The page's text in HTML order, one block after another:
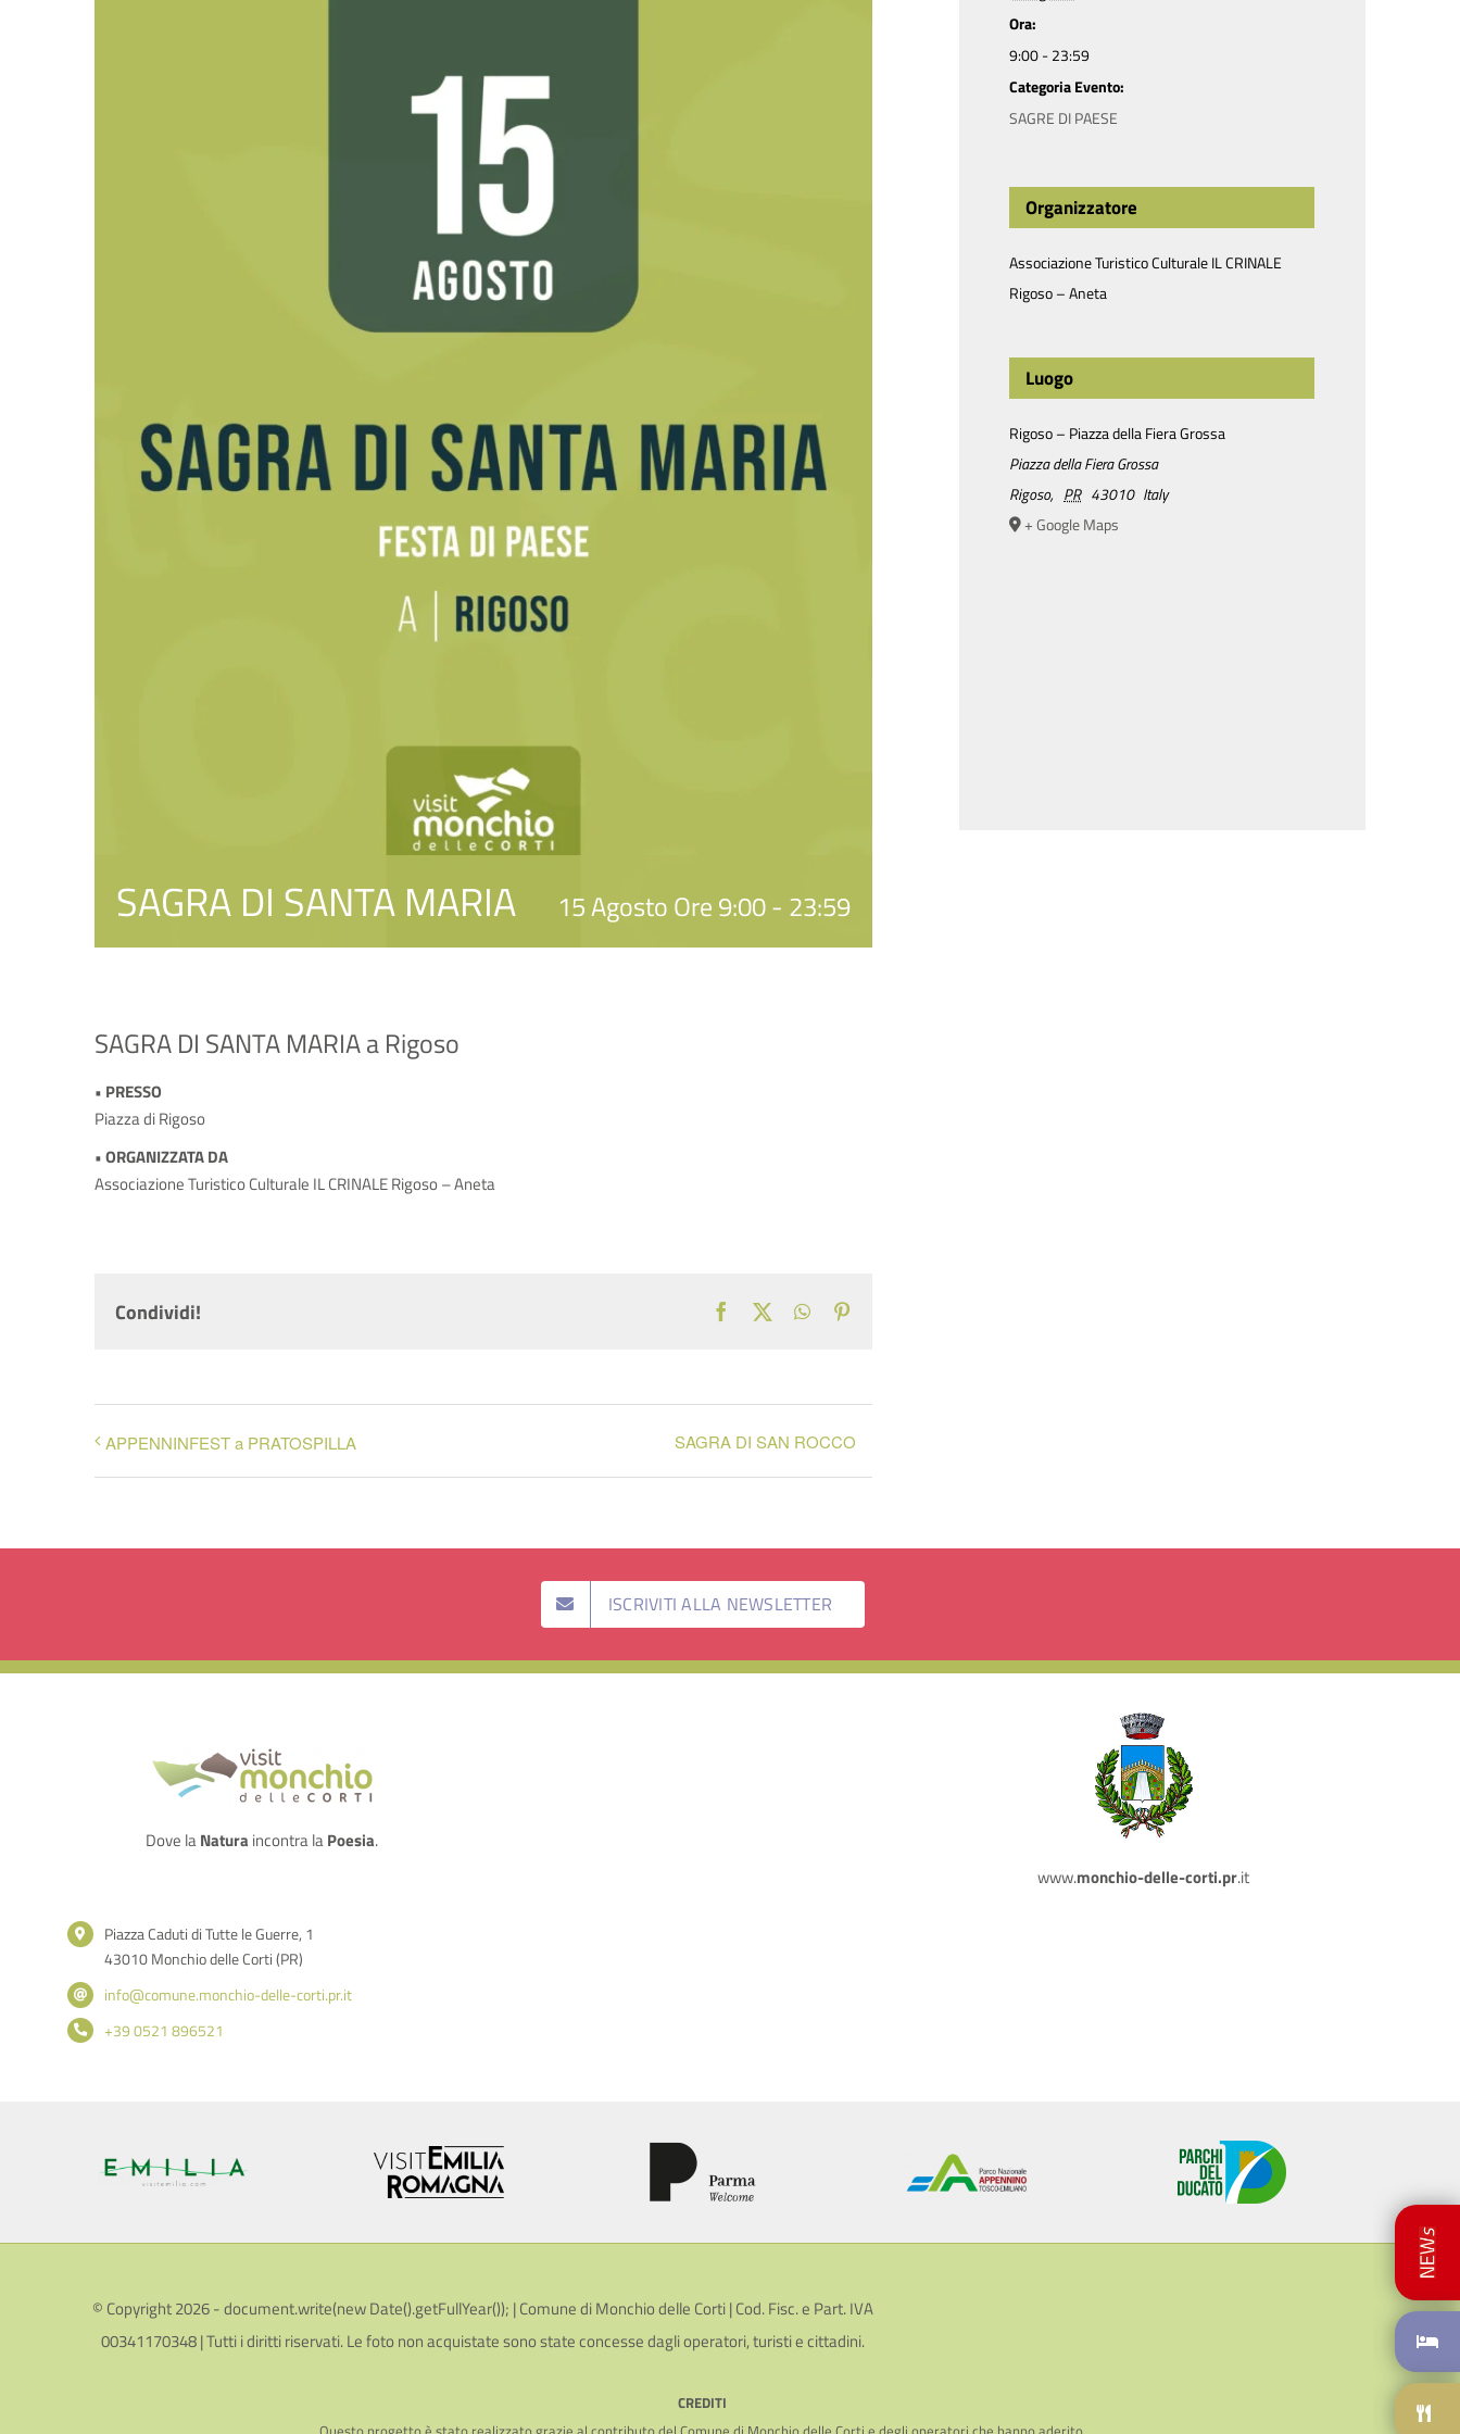
SAGRA DI SANTA MARIA 15 Agosto Ore 9:00- 23:59
SAGRA DI SANTA MARIA a Rigoso
• PRESSO
Piazza di Rigoso
• ORGANIZZATA DA
Associazione Turistico Culturale IL CRINALE Rigoso – Aneta
Condividi! FacebookWhatsApp
APPENNINFEST a PRATOSPILLA SAGRA DI SAN ROCCO
Ora:
9:00 - 23:59
Categoria Evento:
SAGRE DI PAESE
Organizzatore
Associazione Turistico Culturale IL CRINALE
Rigoso – Aneta
Luogo
Rigoso – Piazza della Fiera Grossa
Piazza della Fiera Grossa
Rigoso, PR 43010 Italy
+ Google Maps
ISCRIVITI ALLA NEWSLETTER
Dove laNatura incontra laPoesia.
www.monchio-delle-corti.pr.it
Piazza Caduti di Tutte le Guerre, 1
43010 Monchio delle Corti (PR)
info@comune.monchio-delle-corti.pr.it
+39 0521 896521
© Copyright 2026 - document.write(new Date().getFullYear()); | Comune di Monchio delle Corti | Cod. Fisc. e Part. IVA
00341170348 | Tutti i diritti riservati. Le foto non acquistate sono state concesse dagli operatori, turisti e cittadini.
CREDITI